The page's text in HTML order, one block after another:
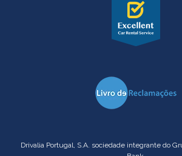
Drivalia Portugal, S.A. sociedade integrante do